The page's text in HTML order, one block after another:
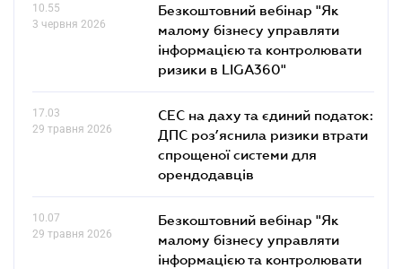
10.55
3 червня 2026
Безкоштовний вебінар "Як
малому бізнесу управляти
інформацією та контролювати
ризики в LIGA360"
17.03
29 травня 2026
СЕС на даху та єдиний податок:
ДПС роз’яснила ризики втрати
спрощеної системи для
орендодавців
10.07
29 травня 2026
Безкоштовний вебінар "Як
малому бізнесу управляти
інформацією та контролювати